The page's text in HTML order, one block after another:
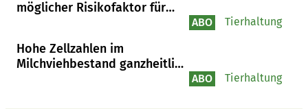
eigentlich dokumentiert?
möglicher Risikofaktor für
ABO Tierhaltung
Hohe Zellzahlen im
Milchviehbestand ganzheitlich
ABO Tierhaltung